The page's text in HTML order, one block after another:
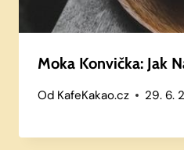
Moka Konvička: Jak
Od KafeKakao.cz 29. 6.